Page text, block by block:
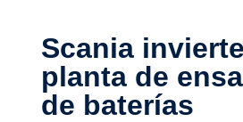
Scania invierte en una
planta de
de baterías